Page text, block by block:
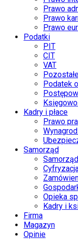
Prawo
Prawo
Prawo
Podatki
PIT
CIT
VAT
Podatek
Kadry i płace
Prawo
Samorząd
Opieka
Kadry i
Firma
Magazyn
Opinie